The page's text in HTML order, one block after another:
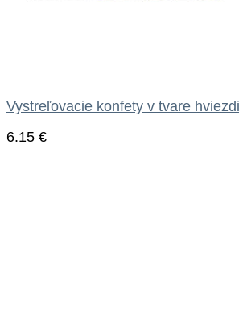
Vystreľovacie konfety v tvare
6.15 €